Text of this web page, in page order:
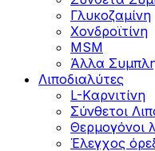
Γλυκοζαμίνη
Χονδροϊτίνη
MSM
Άλλα
Λιποδιαλύτες
L-Kαρνιτίνη
Σύνθετοι
Θερμογόνοι
Έλεγχος